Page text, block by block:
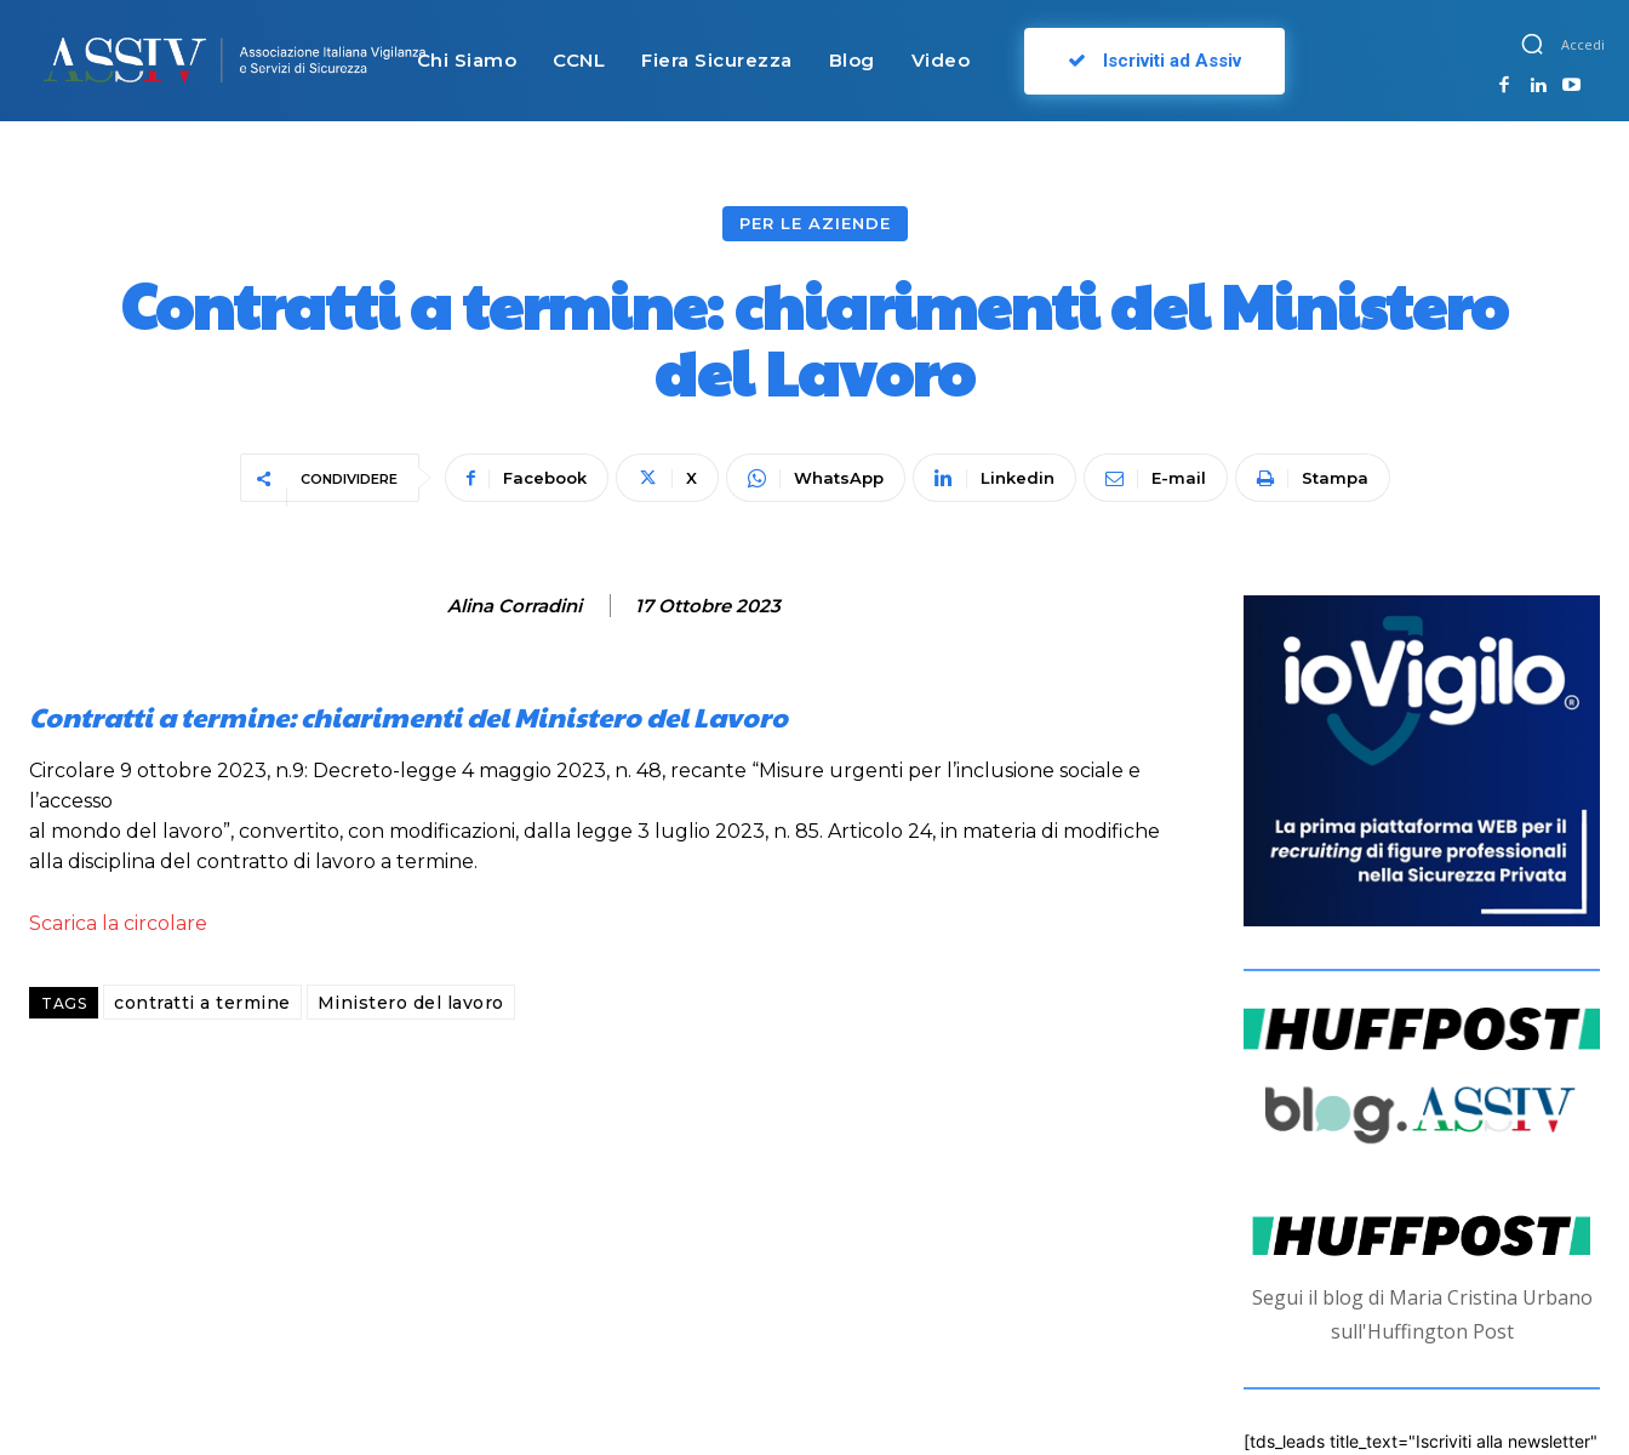
Chi Siamo CCNL Fiera Sicurezza Blog Video Iscriviti ad Assiv
Accedi
PER LE AZIENDE
Contratti a termine: chiarimenti del Ministero
del Lavoro
CONDIVIDERE Facebook X WhatsApp Linkedin E-mail Stampa
Alina Corradini 17 Ottobre 2023
Contratti a termine: chiarimenti del Ministero del Lavoro
Circolare 9 ottobre 2023, n.9: Decreto-legge 4 maggio 2023, n. 48, recante “Misure urgenti per l’inclusione sociale e
l’accesso
al mondo del lavoro”, convertito, con modificazioni, dalla legge 3 luglio 2023, n. 85. Articolo 24, in materia di modifiche
alla disciplina del contratto di lavoro a termine.
Scarica la circolare
TAGS contratti a termine Ministero del lavoro
Segui il blog di Maria Cristina Urbano
sull'Huffington Post
[tds_leads title_text="Iscriviti alla newsletter"